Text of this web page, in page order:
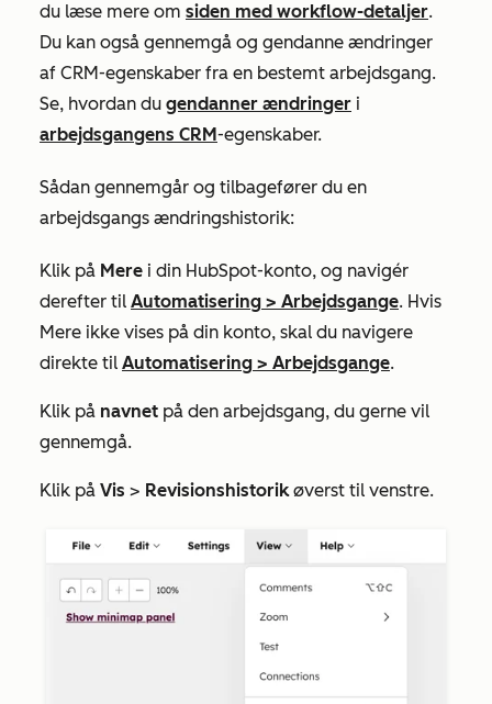
du læse mere om siden med workflow-detaljer.
Du kan også gennemgå og gendanne ændringer
af CRM-egenskaber fra en bestemt arbejdsgang.
Se, hvordan du gendanner ændringer i
arbejdsgangens CRM-egenskaber.
Sådan gennemgår og tilbagefører du en
arbejdsgangs ændringshistorik:
Klik på Mere i din HubSpot-konto, og navigér
derefter til Automatisering > Arbejdsgange. Hvis
Mere ikke vises på din konto, skal du navigere
direkte til Automatisering > Arbejdsgange.
Klik på navnet på den arbejdsgang, du gerne vil
gennemgå.
Klik på Vis > Revisionshistorikøverst til venstre.